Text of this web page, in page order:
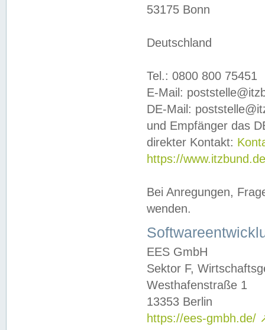
53175 Bonn
Deutschland
Tel.: 0800 800 75451
E-Mail:
DE-Mail:
und Empfänger das
direkter Kontakt:
https://
Bei Anregungen,
wenden.
EES GmbH
Sektor F,
Westhafenstraße 1
13353 Berlin
https://ees-gmbh.de/